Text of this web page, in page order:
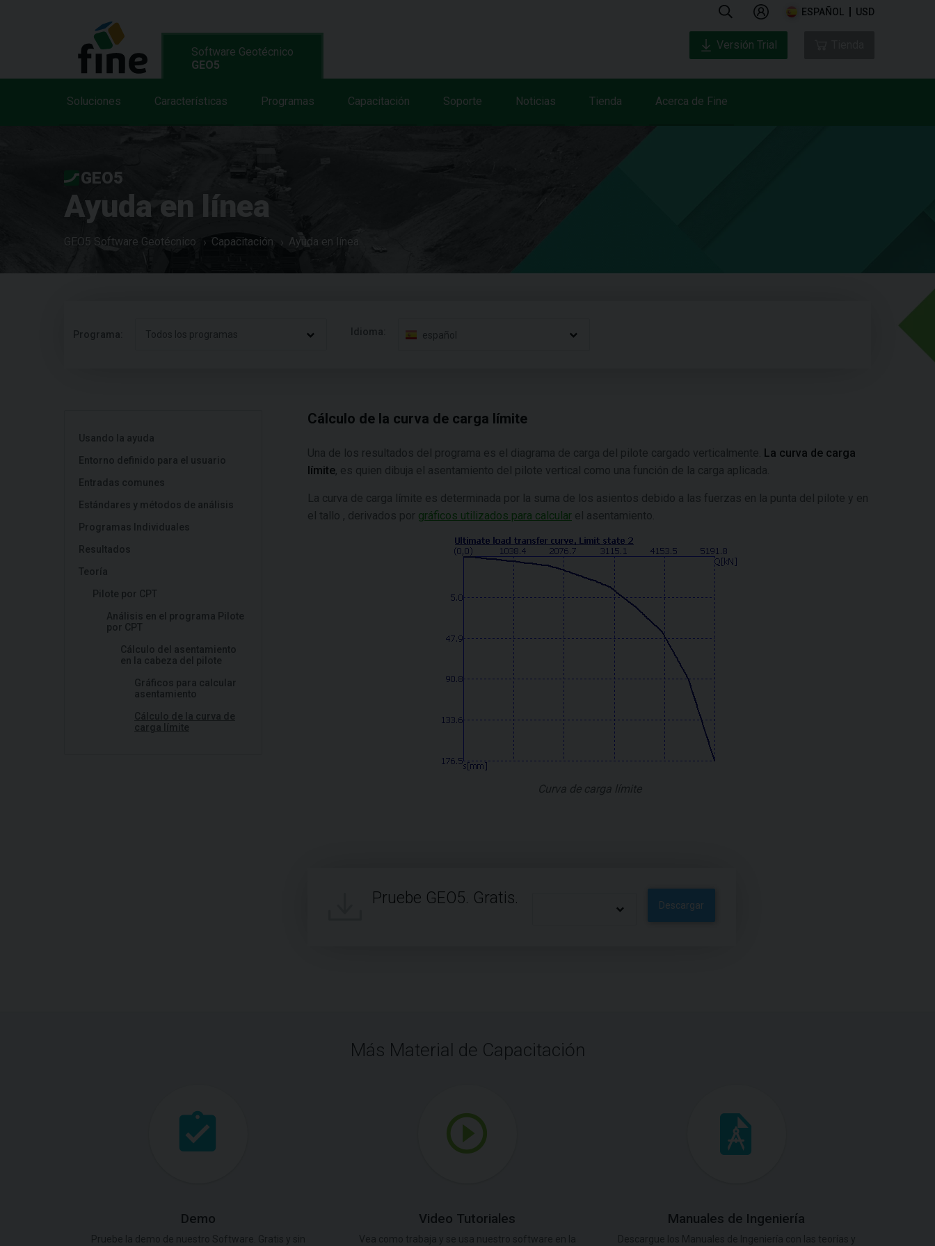
ESPAÑOL USD
Software Geotécnico
GEO5
Soluciones Características Programas Capacitación Soporte Noticias Tienda Acerca de Fine
Versión Trial
GEO5
Ayuda en línea
GEO5 Software Geotécnico Capacitación Ayuda en línea
Programa: Todos los programas Idioma: español
Usando la ayuda
Entorno definido para el usuario
Entradas comunes
Estándares y métodos de análisis
Programas Individuales
Resultados
Teoría
Pilote por CPT
Análisis en el programa Pilote
por CPT
Cálculo del asentamiento
en la cabeza del pilote
Gráficos para calcular
asentamiento
Cálculo de la curva de
carga límite
Cálculo de la curva de carga límite
Una de los resultados del programa es el diagrama de carga del pilote cargado verticalmente. La curva de carga
límite, es quien dibuja el asentamiento del pilote vertical como una función de la carga aplicada.
La curva de carga límite es determinada por la suma de los asientos debido a las fuerzas en la punta del pilote y en
el tallo , derivados por gráficos utilizados para calcular el asentamiento.
Curva de carga límite
Pruebe GEO5. Gratis. Descargar
Más Material de Capacitación
Demo Video Tutoriales Manuales de Ingeniería